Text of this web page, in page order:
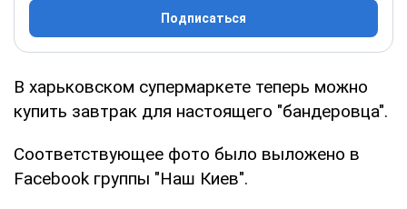
Подписаться
В харьковском супермаркете теперь можно
купить завтрак для настоящего "бандеровца".
Соответствующее фото было выложено в
Facebook группы "Наш Киев".